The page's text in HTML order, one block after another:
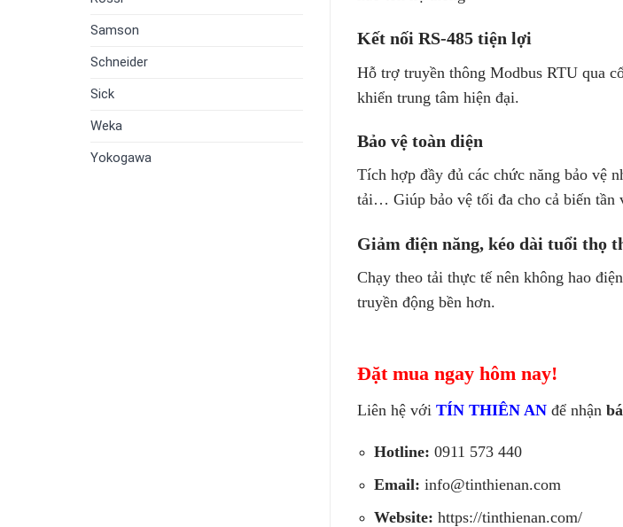
Samson
Schneider
Sick
Weka
Yokogawa
Kết nối RS-485 tiện lợi
Hỗ trợ truyền thông Modbus RTU qua
khiển trung tâm hiện đại.
Bảo vệ toàn diện
Tích hợp đầy đủ các chức năng bảo vệ
tải… Giúp bảo vệ tối đa cho cả biến tần
Giảm điện năng, kéo dài tuổi thọ
Chạy theo tải thực tế nên không hao
truyền động bền hơn.
Đặt mua ngay hôm nay!
Liên hệ với TÍN THIÊN AN để nhận
Hotline: 0911 573 440
Email: info@tinthienan.com
Website: https://tinthienan.com/